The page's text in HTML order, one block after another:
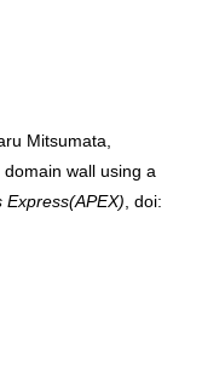
Mitsumata,
wall using a
Express(APEX) , doi: